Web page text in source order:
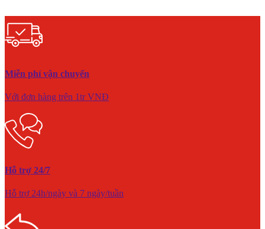
Miễn phí vận chuyển
Với đơn hàng trên 1tr VNĐ
Hỗ trợ 24/7
Hỗ trợ 24h/ngày và 7 ngày/tuần